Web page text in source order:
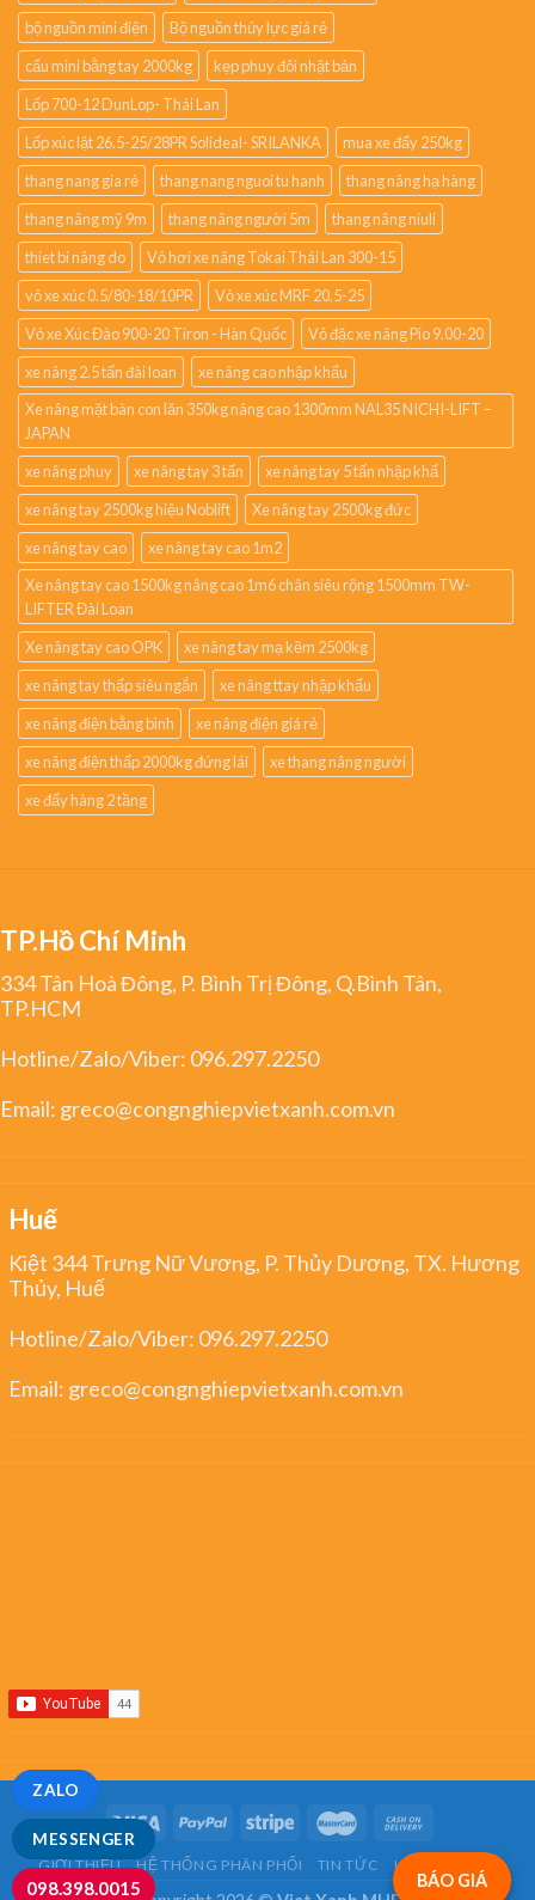
MESSENGER
ZALO
098.398.0015
bộ nguồn mini điện
Bộ nguồn thủy lực giá rẻ
cẩu mini bằng tay 2000kg
kẹp phuy đôi nhật bản
Lốp 700-12 DunLop- Thái Lan
Lốp xúc lật 26.5-25/28PR Solideal- SRILANKA
mua xe đẩy 250kg
thang nang gia rẻ
thang nang nguoi tu hanh
thang nâng hạ hàng
thang nâng mỹ 9m
thang nâng người 5m
thang nâng niuli
thiet bi nâng do
Vỏ hơi xe nâng Tokai Thái Lan 300-15
vỏ xe xúc 0.5/80-18/10PR
Vỏ xe xúc MRF 20.5-25
Vỏ xe Xúc Đào 900-20 Tiron - Hàn Quốc
Vỏ đặc xe nâng Pio 9.00-20
xe nâng 2.5 tấn đài loan
xe nâng cao nhập khẩu
Xe nâng mặt bàn con lăn 350kg nâng cao 1300mm NAL35 NICHI-LIFT –
JAPAN
xe nâng phuy
xe nâng tay 3 tấn
xe nâng tay 5 tấn nhập khẩ
xe nâng tay 2500kg hiệu Noblift
Xe nâng tay 2500kg đức
xe nâng tay cao
xe nâng tay cao 1m2
Xe nâng tay cao 1500kg nâng cao 1m6 chân siêu rộng 1500mm TW-
LIFTER Đài Loan
Xe nâng tay cao OPK
xe nâng tay mạ kẽm 2500kg
xe nâng tay thấp siêu ngắn
xe nâng ttay nhập khẩu
xe nâng điện bằng bình
xe nâng điện giá rẻ
xe nâng điện thấp 2000kg đứng lái
xe thang nâng người
xe đẩy hàng 2 tầng
TP.Hồ Chí Minh
334 Tân Hoà Đông, P. Bình Trị Đông, Q.Bình Tân,
TP.HCM
Hotline/Zalo/Viber: 096.297.2250
Email: greco@congnghiepvietxanh.com.vn
Huế
Kiệt 344 Trưng Nữ Vương, P. Thủy Dương, TX. Hương
Thủy, Huế
Hotline/Zalo/Viber: 096.297.2250
Email: greco@congnghiepvietxanh.com.vn
BÁO GIÁ
GIỚI THIỆU HỆ THỐNG PHÂN PHỐI TIN TỨC LIÊN HỆ